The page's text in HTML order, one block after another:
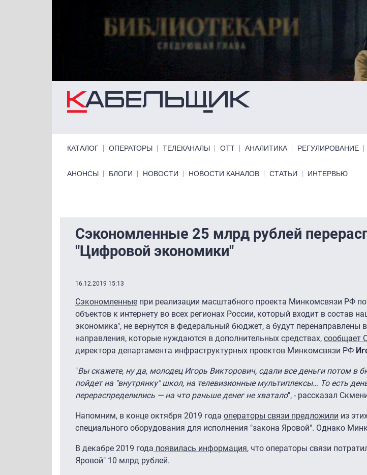
КАТАЛОГ ОПЕРАТОРЫ ТЕЛЕКАНАЛЫ ОТТ АНАЛИТИКА РЕГУЛИРОВАНИЕ
Primary links bottom
АНОНСЫ БЛОГИ НОВОСТИ НОВОСТИ КАНАЛОВ СТАТЬИ ИНТЕРВЬЮ
Сэкономленные 25 млрд рублей
"Цифровой экономики"
16.12.2019 15:13
Сэкономленные при реализации масштабного проекта Минкомсвязи РФ
объектов к интернету во всех регионах России, который входит в состав
экономика", не вернутся в федеральный бюджет, а будут перенаправлены
направления, которые нуждаются в дополнительных средствах, сообщает
директора департамента инфраструктурных проектов Минкомсвязи РФ
"Вы скажете, ну да, молодец Игорь Викторович, сдали все деньги потом в
пойдет на "внутрянку" школ, на телевизионные мультиплексы… То есть
перераспределились — на что раньше денег не хватало", - рассказал
Напомним, в конце октября 2019 года операторы связи предложили из
специального оборудования для исполнения "закона Яровой". Однако
В декабре 2019 года появилась информация, что операторы связи
Яровой" 10 млрд рублей.